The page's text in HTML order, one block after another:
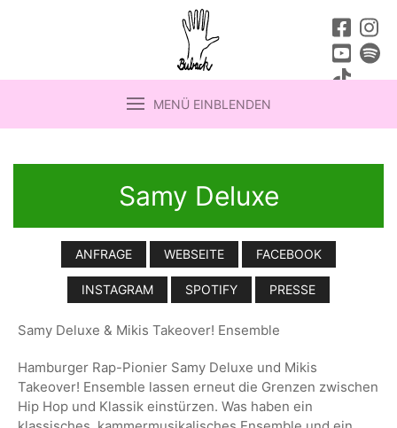
MENÜ EINBLENDEN
Samy Deluxe
ANFRAGE WEBSEITE FACEBOOK
INSTAGRAM SPOTIFY PRESSE
Samy Deluxe & Mikis Takeover! Ensemble
Hamburger Rap-Pionier Samy Deluxe und Mikis
Takeover! Ensemble lassen erneut die Grenzen zwischen
Hip Hop und Klassik einstürzen. Was haben ein